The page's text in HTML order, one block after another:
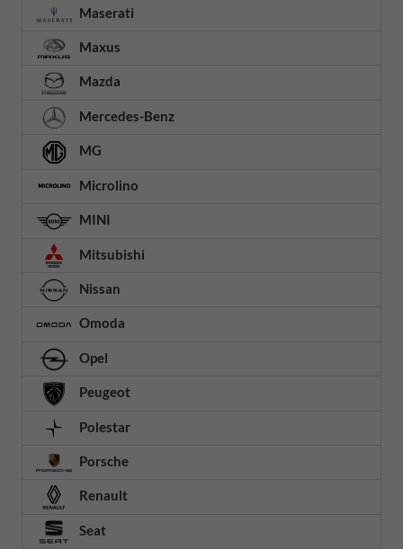
Maserati
Maxus
Mazda
Mercedes-Benz
MG
Microlino
MINI
Mitsubishi
Nissan
Omoda
Opel
Peugeot
Polestar
Porsche
Renault
Seat